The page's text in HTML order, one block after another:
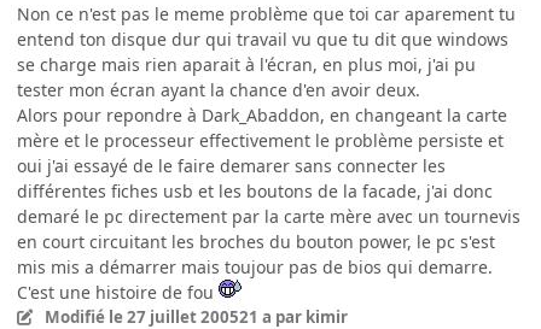
Non ce n'est pas le meme problème que toi car aparement tu
entend ton disque dur qui travail vu que tu dit que windows
se charge mais rien aparait à l'écran, en plus moi, j'ai pu
tester mon écran ayant la chance d'en avoir deux.
Alors pour repondre à Dark_Abaddon, en changeant la carte
mère et le processeur effectivement le problème persiste et
oui j'ai essayé de le faire demarer sans connecter les
différentes fiches usb et les boutons de la facade, j'ai donc
demaré le pc directement par la carte mère avec un tournevis
en court circuitant les broches du bouton power, le pc s'est
mis mis a démarrer mais toujour pas de bios qui demarre.
C'est une histoire de fou
Modifié le 27 juillet 200521 a par kimir